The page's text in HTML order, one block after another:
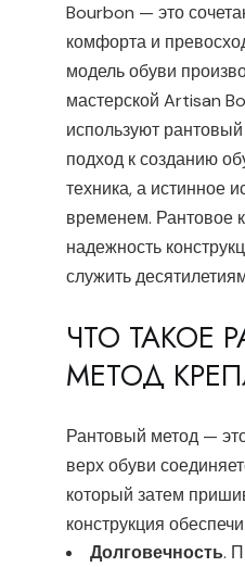
Bourbon — это
комфорта и
модель обуви
мастерской Artisan
используют
подход к созданию
техника, а истинное
временем. Рантовое
надежность
служить
ЧТО ТАКОЕ
МЕТОД
Рантовый метод —
верх обуви
который затем
конструкция
Долговечность.